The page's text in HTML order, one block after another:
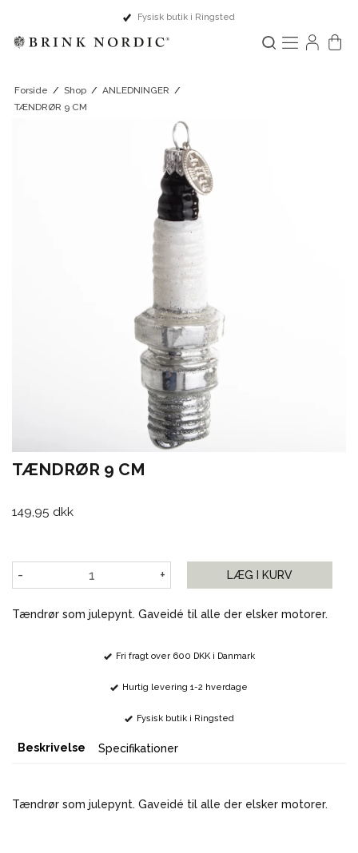
Dansk design & Europæisk håndværk
Forside / Shop / ANLEDNINGER /
TÆNDRØR 9 CM
TÆNDRØR 9 CM
149,95 dkk
- + LÆG I KURV
Tændrør som julepynt. Gaveidé til alle der elsker motorer.
Fri fragt over 600 DKK i Danmark
Hurtig levering 1-2 hverdage
Fysisk butik i Ringsted
Beskrivelse Specifikationer
Tændrør som julepynt. Gaveidé til alle der elsker motorer.